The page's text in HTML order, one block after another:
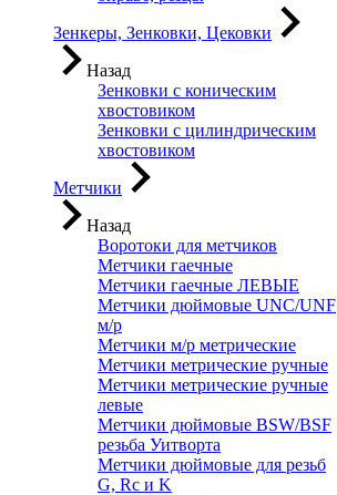
Зенкеры, Зенковки, Цековки
Назад
Зенковки с коническим
хвостовиком
Зенковки с цилиндрическим
хвостовиком
Метчики
Назад
Воротоки для метчиков
Метчики гаечные
Метчики гаечные ЛЕВЫЕ
Метчики дюймовые UNC/UNF
м/р
Метчики м/р метрические
Метчики метрические ручные
Метчики метрические ручные
левые
Метчики дюймовые BSW/BSF
резьба Уитворта
Метчики дюймовые для резьб
G, Rc и K